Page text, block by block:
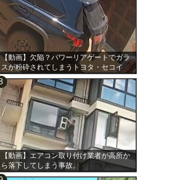
【動画】欠陥？パワーリアゲートでガラ
スが粉砕されてしまうトヨタ・セコイ
ア。
【動画】エアコン取り付け業者が高所か
ら落下してしまう事故。